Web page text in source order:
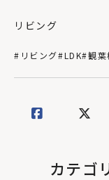
リビング
#リビング#LDK#観葉
カテゴ